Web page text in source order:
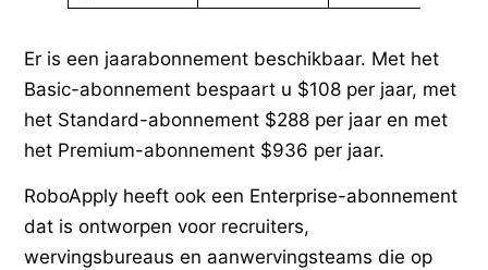
Er is een jaarabonnement beschikbaar. Met het
Basic-abonnement bespaart u $108 per jaar, met
het Standard-abonnement $288 per jaar en met
het Premium-abonnement $936 per jaar.
RoboApply heeft ook een Enterprise-abonnement
dat is ontworpen voor recruiters,
wervingsbureaus en aanwervingsteams die op